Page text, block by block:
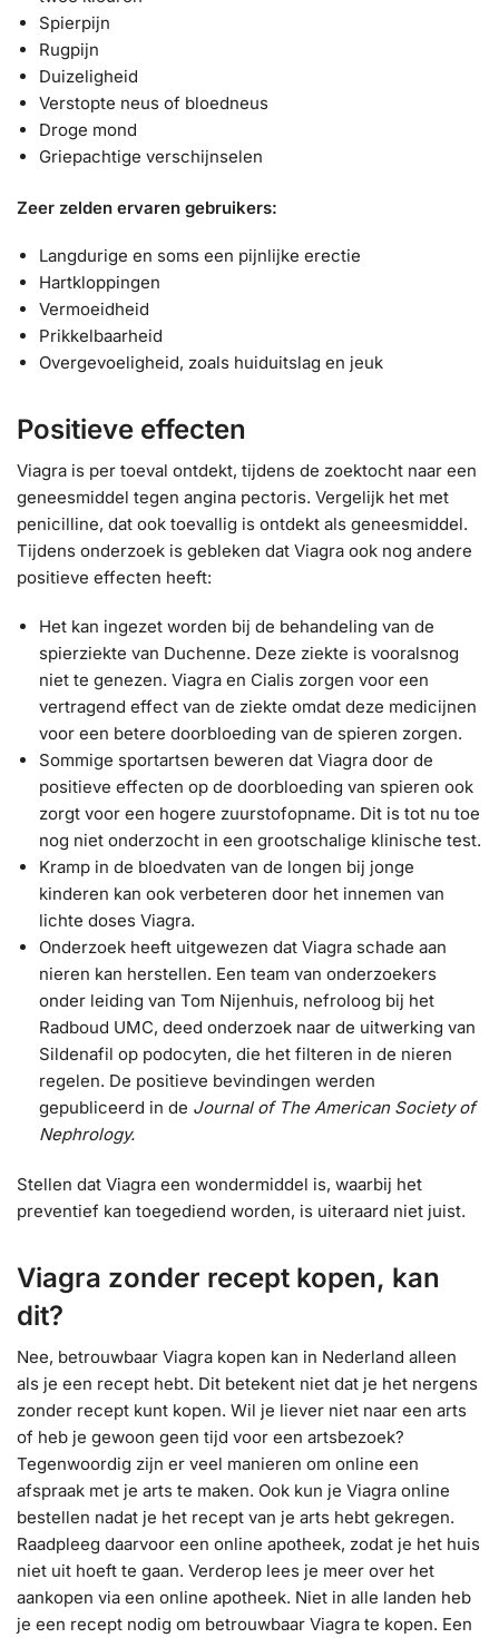
Spierpijn
Rugpijn
Duizeligheid
Verstopte neus of bloedneus
Droge mond
Griepachtige verschijnselen
Zeer zelden ervaren gebruikers:
Langdurige en soms een pijnlijke erectie
Hartkloppingen
Vermoeidheid
Prikkelbaarheid
Overgevoeligheid, zoals huiduitslag en jeuk
Positieve effecten
Viagra is per toeval ontdekt, tijdens de zoektocht naar een
geneesmiddel tegen angina pectoris. Vergelijk het met
penicilline, dat ook toevallig is ontdekt als geneesmiddel.
Tijdens onderzoek is gebleken dat Viagra ook nog andere
positieve effecten heeft:
Het kan ingezet worden bij de behandeling van de
spierziekte van Duchenne. Deze ziekte is vooralsnog
niet te genezen. Viagra en Cialis zorgen voor een
vertragend effect van de ziekte omdat deze medicijnen
voor een betere doorbloeding van de spieren zorgen.
Sommige sportartsen beweren dat Viagra door de
positieve effecten op de doorbloeding van spieren ook
zorgt voor een hogere zuurstofopname. Dit is tot nu toe
nog niet onderzocht in een grootschalige klinische test.
Kramp in de bloedvaten van de longen bij jonge
kinderen kan ook verbeteren door het innemen van
lichte doses Viagra.
Onderzoek heeft uitgewezen dat Viagra schade aan
nieren kan herstellen. Een team van onderzoekers
onder leiding van Tom Nijenhuis, nefroloog bij het
Radboud UMC, deed onderzoek naar de uitwerking van
Sildenafil op podocyten, die het filteren in de nieren
regelen. De positieve bevindingen werden
gepubliceerd in de Journal of The American Society of
Nephrology.
Stellen dat Viagra een wondermiddel is, waarbij het
preventief kan toegediend worden, is uiteraard niet juist.
Viagra zonder recept kopen, kan
dit?
Nee, betrouwbaar Viagra kopen kan in Nederland alleen
als je een recept hebt. Dit betekent niet dat je het nergens
zonder recept kunt kopen. Wil je liever niet naar een arts
of heb je gewoon geen tijd voor een artsbezoek?
Tegenwoordig zijn er veel manieren om online een
afspraak met je arts te maken. Ook kun je Viagra online
bestellen nadat je het recept van je arts hebt gekregen.
Raadpleeg daarvoor een online apotheek, zodat je het huis
niet uit hoeft te gaan. Verderop lees je meer over het
aankopen via een online apotheek. Niet in alle landen heb
je een recept nodig om betrouwbaar Viagra te kopen. Een